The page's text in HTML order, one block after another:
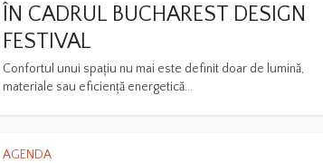
ÎN CADRUL BUCHAREST DESIGN
FESTIVAL
Confortul unui spațiu nu mai este definit doar de lumină,
materiale sau eficiență energetică...
AGENDA